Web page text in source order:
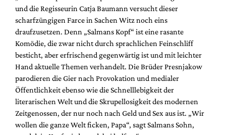
und die Regisseurin Catja Baumann versucht dieser
scharfzüngigen Farce in Sachen Witz noch eins
draufzusetzen. Denn „Salmans Kopf“ ist eine rasante
Komödie, die zwar nicht durch sprachlichen Feinschliff
besticht, aber erfrischend gegenwärtig ist und mit leichter
Hand aktuelle Themen verhandelt. Die Brüder Presnjakow
parodieren die Gier nach Provokation und medialer
Öffentlichkeit ebenso wie die Schnelllebigkeit der
literarischen Welt und die Skrupellosigkeit des modernen
Zeitgenossen, der nur noch nach Geld und Sex aus ist. „Wir
wollen die ganze Welt ficken, Papa“, sagt Salmans Sohn,